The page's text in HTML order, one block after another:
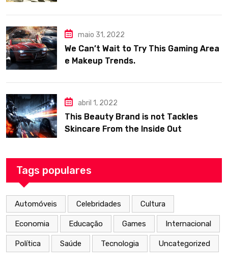
maio 31, 2022
We Can’t Wait to Try This Gaming Area
e Makeup Trends.
abril 1, 2022
This Beauty Brand is not Tackles
Skincare From the Inside Out
Tags populares
Automóveis Celebridades Cultura
Economia Educação Games Internacional
Política Saúde Tecnologia Uncategorized